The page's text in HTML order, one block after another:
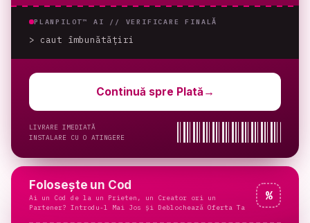
PLANPILOT™ AI // VERIFICARE FINALĂ
> caut îmbunătățiri
Continuă spre Plată →
LIVRARE IMEDIATĂ
INSTALARE CU O ATINGERE
Folosește un Cod
Ai un Cod de la un Prieten, un Creator ori un
Partener? Introdu-l Mai Jos și Deblochează Oferta Ta
%